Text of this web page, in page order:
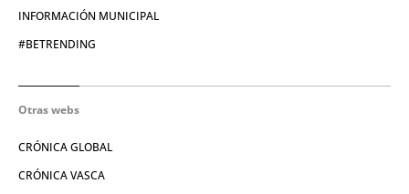
INFORMACIÓN MUNICIPAL
#BETRENDING
Otras webs
CRÓNICA GLOBAL
CRÓNICA VASCA